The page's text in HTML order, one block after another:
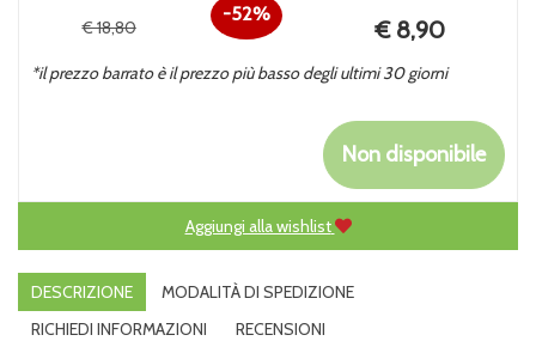
Sconto
52%
€ 18,80
Prezzo
scontato
€ 8,90
*il prezzo barrato è il prezzo più basso degli ultimi 30 giorni
Non disponibile
Aggiungi alla wishlist
DESCRIZIONE
MODALITÀ DI SPEDIZIONE
RICHIEDI INFORMAZIONI
RECENSIONI